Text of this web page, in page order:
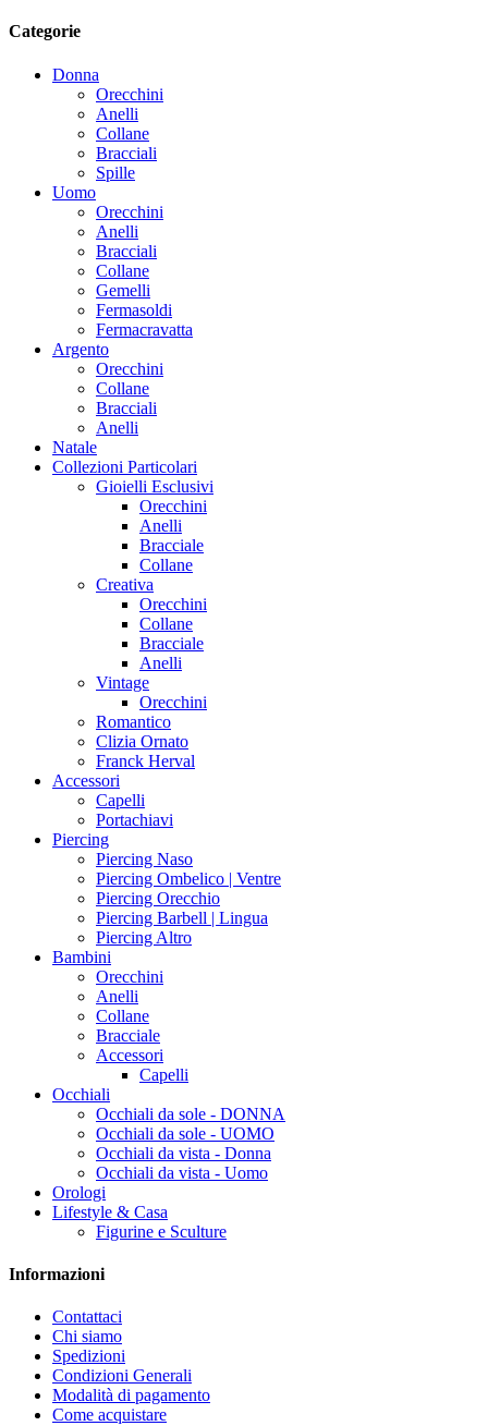
Categorie
Donna
Orecchini
Anelli
Collane
Bracciali
Spille
Uomo
Orecchini
Anelli
Bracciali
Collane
Gemelli
Fermasoldi
Fermacravatta
Argento
Orecchini
Collane
Bracciali
Anelli
Natale
Collezioni Particolari
Gioielli Esclusivi
Orecchini
Anelli
Bracciale
Collane
Creativa
Orecchini
Collane
Bracciale
Anelli
Vintage
Orecchini
Romantico
Clizia Ornato
Franck Herval
Accessori
Capelli
Portachiavi
Piercing
Piercing Naso
Piercing Ombelico | Ventre
Piercing Orecchio
Piercing Barbell | Lingua
Piercing Altro
Bambini
Orecchini
Anelli
Collane
Bracciale
Accessori
Capelli
Occhiali
Occhiali da sole - DONNA
Occhiali da sole - UOMO
Occhiali da vista - Donna
Occhiali da vista - Uomo
Orologi
Lifestyle & Casa
Figurine e Sculture
Informazioni
Contattaci
Chi siamo
Spedizioni
Condizioni Generali
Modalità di pagamento
Come acquistare